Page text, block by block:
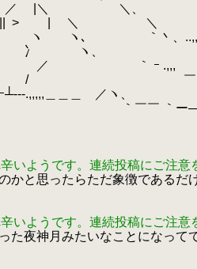
|＼
＼、
> | ＼ ＼
ヽ､ ｀丶、
´ 冫 ヽ、
／ ｀ ｰ .,,,
/ ￣ゝ＿、
＿＿＿ ／ヽ
｀￣￣ ｀ー―----
いようです。連続投稿にご注意
かと思ったらただ象徴であるだ
いようです。連続投稿にご注意
た夜神月みたいなことになって